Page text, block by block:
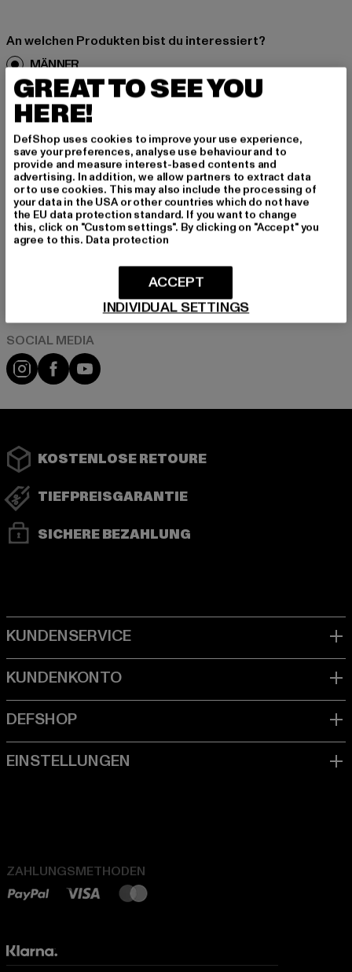
An welchen Produkten bist du interessiert?
MÄNNER
FRAUEN
E-MAIL
ANMELDEN
Informationen dazu, wie DefShop mit Deinen Daten umgeht, findest Du
in unserer Datenschutzerklärung. Du kannst Dich jederzeit kostenfei
abmelden.Datenschutzerklärung lesen.
Play market
Instagram
FacebookYouTube
KOSTENLOSE RETOURE
TIEFPREISGARANTIE
SICHERE BEZAHLUNG
ZAHLUNGSMETHODEN
GREAT TO SEE YOU
HERE!
DefShop uses cookies to improve your use experience,
save your preferences, analyse use behaviour and to
provide and measure interest-based contents and
advertising. In addition, we allow partners to extract data
or to use cookies. This may also include the processing of
your data in the USA or other countries which do not have
the EU data protection standard. If you want to change
this, click on "Custom settings". By clicking on "Accept" you
agree to this. Data protection
INDIVIDUAL SETTINGS
ACCEPT